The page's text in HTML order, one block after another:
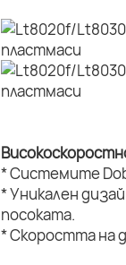
* Системите
* Уникален
посоката.
* Скоростта на